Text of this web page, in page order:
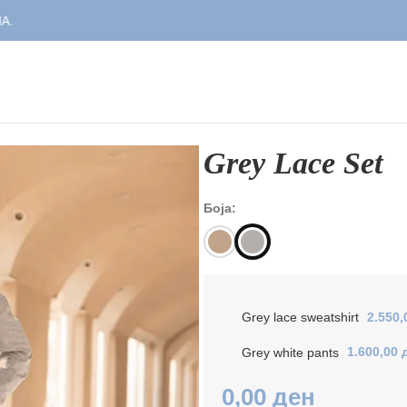
Grey Lace Set
Боја:
Grey lace sweatshirt
Grey white pants 1.600,00
0,00 ден